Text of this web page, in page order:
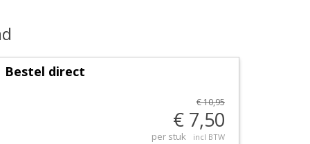
Bestel direct
€ 10,95
€ 7,50
per stuk incl BTW